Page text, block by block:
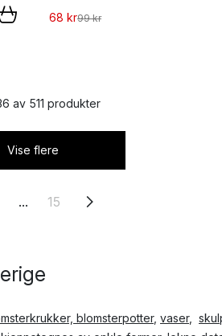
68 kr99 kr
av 511 produkter
Vise flere
... 15
blomsterpotter, vaser,